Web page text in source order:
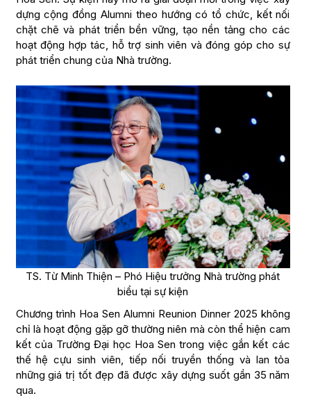
dựng cộng đồng Alumni theo hướng có tổ chức, kết nối
chặt chẽ và phát triển bền vững, tạo nền tảng cho các
hoạt động hợp tác, hỗ trợ sinh viên và đóng góp cho sự
phát triển chung của Nhà trường.
TS. Từ Minh Thiện – Phó Hiệu trưởng Nhà trường phát
biểu tại sự kiện
Chương trình Hoa Sen Alumni Reunion Dinner 2025 không
chỉ là hoạt động gặp gỡ thường niên mà còn thể hiện cam
kết của Trường Đại học Hoa Sen trong việc gắn kết các
thế hệ cựu sinh viên, tiếp nối truyền thống và lan tỏa
những giá trị tốt đẹp đã được xây dựng suốt gần 35 năm
qua.